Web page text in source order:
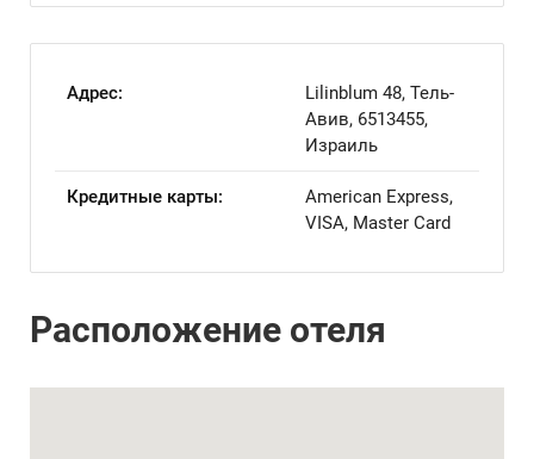
Адрес:
Lilinblum 48, Тель-
Авив, 6513455,
Израиль
Кредитные карты:
American Express,
VISA, Master Card
Расположение отеля